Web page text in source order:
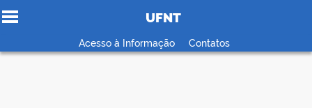
Ir para o conteúdo
UFNT
Acesso à Informação Contatos